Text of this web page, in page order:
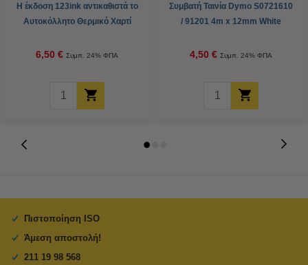
Η έκδοση 123ink αντικαθιστά το
Αυτοκόλλητο Θερμικό Χαρτί
x 29mm
6,50 € Συμπ. 24% ΦΠΑ
Συμβατή Ταινία Dymo S0721610
/ 91201 4m x 12mm White
4,50 € Συμπ. 24% ΦΠΑ
Πιστοποίηση ISO
Άμεση αποστολή!
211 19 98 568